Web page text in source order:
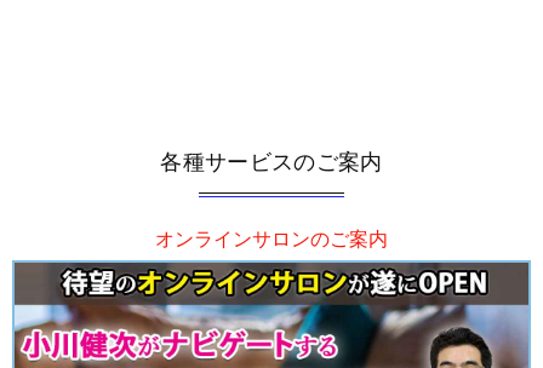
各種サービスのご案内
オンラインサロンのご案内